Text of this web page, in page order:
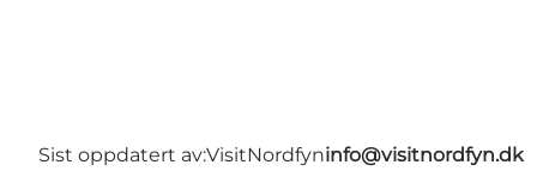
Sist oppdatert av:VisitNordfyninfo@visitnordfyn.dk